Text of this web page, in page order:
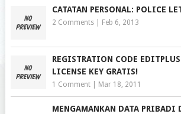
CATATAN PERSONAL: POLICE
2 Comments| Feb 6, 2013
REGISTRATION CODE
LICENSE KEY GRATIS!
1 Comment| Mar 18, 2011
MENGAMANKAN DATA PRIBADI